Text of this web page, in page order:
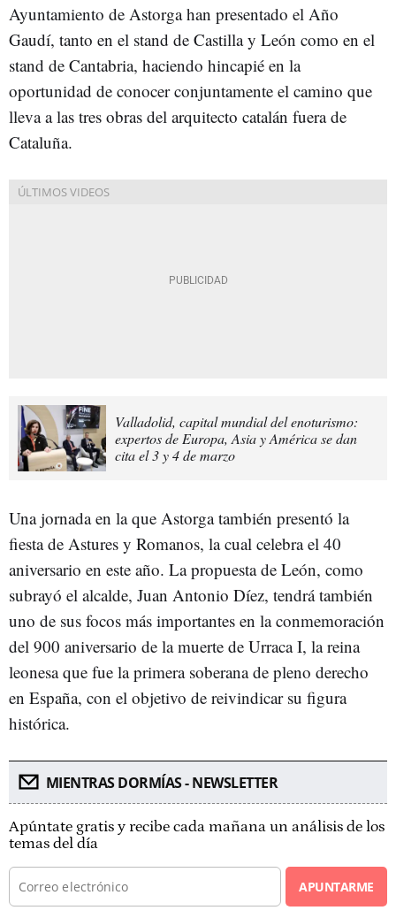
Ayuntamiento de Astorga han presentado el Año
Gaudí, tanto en el stand de Castilla y León como en el
stand de Cantabria, haciendo hincapié en la
oportunidad de conocer conjuntamente el camino que
lleva a las tres obras del arquitecto catalán fuera de
Cataluña.
Valladolid, capital mundial del enoturismo:
expertos de Europa, Asia y América se dan
cita el 3 y 4 de marzo
Una jornada en la que Astorga también presentó la
fiesta de Astures y Romanos, la cual celebra el 40
aniversario en este año. La propuesta de León, como
subrayó el alcalde, Juan Antonio Díez, tendrá también
uno de sus focos más importantes en la conmemoración
del 900 aniversario de la muerte de Urraca I, la reina
leonesa que fue la primera soberana de pleno derecho
en España, con el objetivo de reivindicar su figura
histórica.
MIENTRAS DORMÍAS - NEWSLETTER
Apúntate gratis y recibe cada mañana un análisis de los
temas del día
APUNTARME